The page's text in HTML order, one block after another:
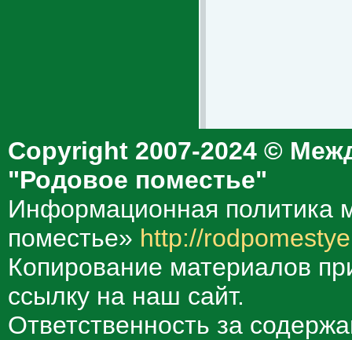
Copyright 2007-2024 ©
"Родовое поместье"
Информационная политика
поместье» http://
Копирование материалов
ссылку на наш сайт.
Ответственность за